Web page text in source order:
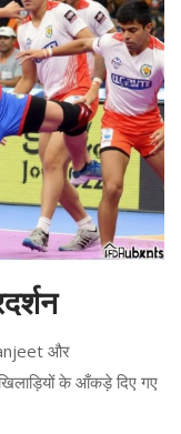
और
के आँकड़े दिए गए